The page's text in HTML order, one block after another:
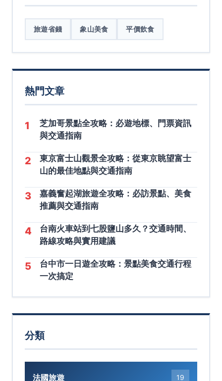
旅遊省錢 象山美食 平價飲食
熱門文章
1
芝加哥景點全攻略：必遊地標、門票資訊
與交通指南
2
東京富士山觀景全攻略：從東京眺望富士
山的最佳地點與交通指南
3
嘉義奮起湖旅遊全攻略：必訪景點、美食
推薦與交通指南
4
台南火車站到七股鹽山多久？交通時間、
路線攻略與實用建議
5
台中市一日遊全攻略：景點美食交通行程
一次搞定
分類
法國旅遊 19